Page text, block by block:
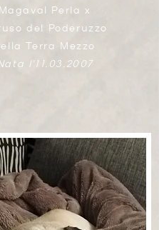
Magaval Perla x
del Poderuzzo
Terra Mezzo
l'11.03.2007